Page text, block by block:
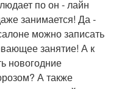
по он - лайн
занимается! Да -
можно записать
занятие! А к
новогодние
А также